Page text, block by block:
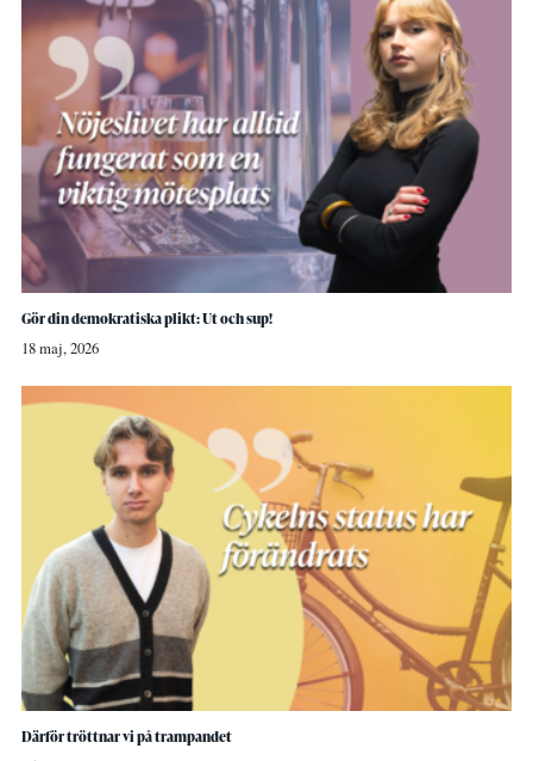
Gör din demokratiska plikt: Ut och sup!
18 maj, 2026
Därför tröttnar vi på trampandet